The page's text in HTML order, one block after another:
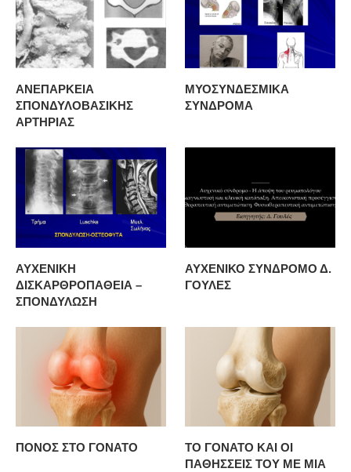
ΑΝΕΠΑΡΚΕΙΑ
ΣΠΟΝΔΥΛΟΒΑΣΙΚΗΣ
ΑΡΤΗΡΙΑΣ
ΜΥΟΣΥΝΔΕΣΜΙΚΑ
ΣΥΝΔΡΟΜΑ
ΑΥΧΕΝΙΚΗ
ΔΙΣΚΑΡΘΡΟΠΑΘΕΙΑ –
ΣΠΟΝΔΥΛΩΣΗ
ΑΥΧΕΝΙΚΟ ΣΥΝΔΡΟΜΟ Δ.
ΓΟΥΛΕΣ
ΠΟΝΟΣ ΣΤΟ ΓΟΝΑΤΟ
ΤΟ ΓΟΝΑΤΟ ΚΑΙ ΟΙ
ΠΑΘΗΣΣΕΙΣ ΤΟΥ ΜΕ ΜΙΑ